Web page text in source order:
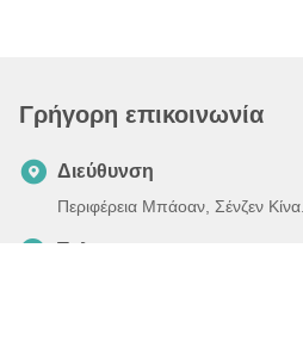
Γρήγορη επικοινωνία
Διεύθυνση
Περιφέρεια Μπάοαν, Σένζεν Κίνα.
Τηλ.